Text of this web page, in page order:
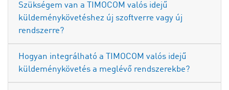
Szükségem van a TIMOCOM valós idejű
küldeménykövetéshez új szoftverre vagy új
rendszerre?
Hogyan integrálható a TIMOCOM valós idejű
küldeménykövetés a meglévő rendszerekbe?